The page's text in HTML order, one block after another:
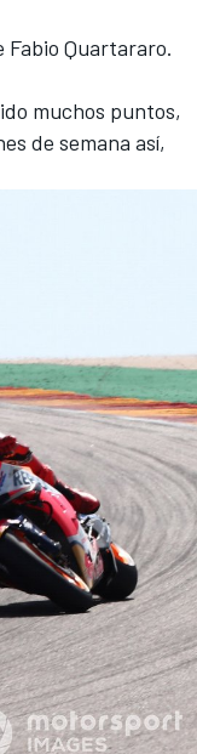
Fabio Quartararo.
muchos puntos,
de semana así,